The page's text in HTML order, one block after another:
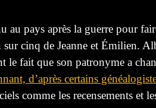
au pays après la guerre pour
cinq de Jeanne et Émilien.
le fait que son patronyme a
d’après certains
comme les recensements et